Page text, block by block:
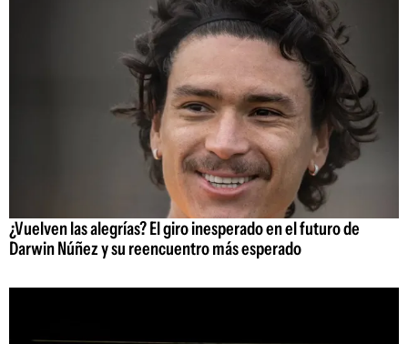
¿Vuelven las alegrías? El giro inesperado en el futuro de
Darwin Núñez y su reencuentro más esperado